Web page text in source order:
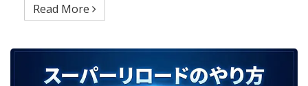
Read More